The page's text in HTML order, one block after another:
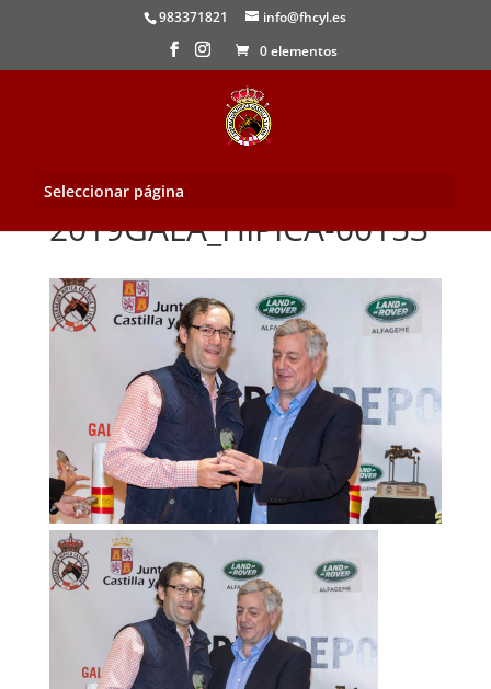
983371821
info@fhcyl.es
0 elementos
Seleccionar página
2019GALA_HIPICA-00153